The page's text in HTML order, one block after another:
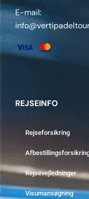
E-mail:
REJSEINFO
Rejseforsikring
Rejsevejledninger
Visumansøgning